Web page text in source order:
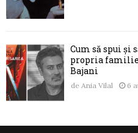
Cum să spui și
propria familie:
Bajani
de Ania Vilal 6